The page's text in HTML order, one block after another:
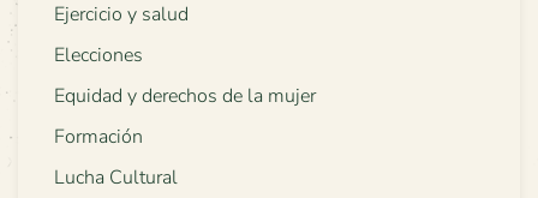
Ejercicio y salud
Elecciones
Equidad y derechos de la mujer
Formación
Lucha Cultural